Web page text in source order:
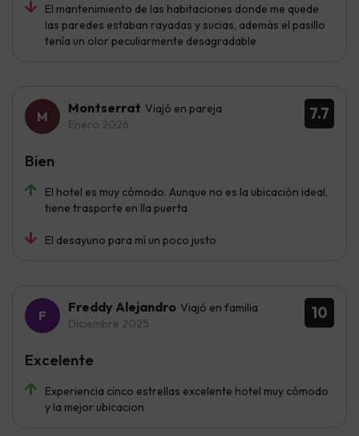
El mantenimiento de las habitaciones donde me quede
las paredes estaban rayadas y sucias, además el pasillo
tenía un olor peculiarmente desagradable
7.7
Montserrat Viajó en pareja
Enero 2026
El hotel es muy cómodo. Aunque no es la ubicación ideal,
tiene trasporte en lla puerta
El desayuno para mí un poco justo
Bien
10
Freddy Alejandro Viajó en familia
Diciembre 2025
Experiencia cinco estrellas excelente hotel muy cómodo
y la mejor ubicacion
Excelente